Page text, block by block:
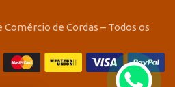
de Cordas – Todos os